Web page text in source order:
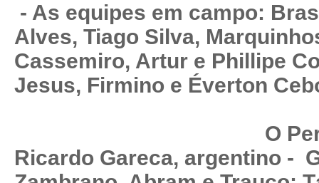
- As equipes em campo:
Alves, Tiago Silva,
Cassemiro, Artur e Phillipe
Jesus, Firmino e Éverton
O Peru do
Ricardo Gareca, argentino -